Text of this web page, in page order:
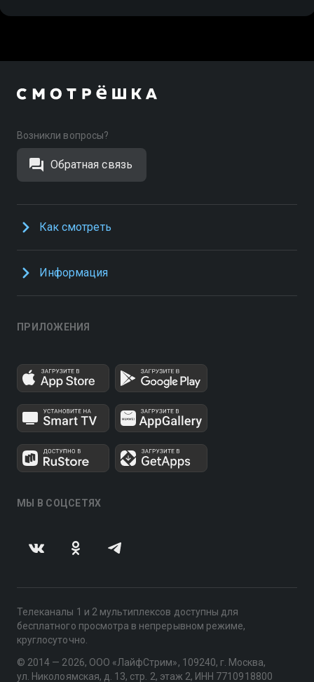
Возникли вопросы?
Обратная связь
Как смотреть
Информация
ПРИЛОЖЕНИЯ
МЫ В СОЦСЕТЯХ
Телеканалы 1 и 2 мультиплексов доступны для
бесплатного просмотра в непрерывном режиме,
круглосуточно.
© 2014 — 2026, ООО «ЛайфСтрим», 109240, г. Москва,
ул. Николоямская, д. 13, стр. 2, этаж 2, ИНН 7710918800